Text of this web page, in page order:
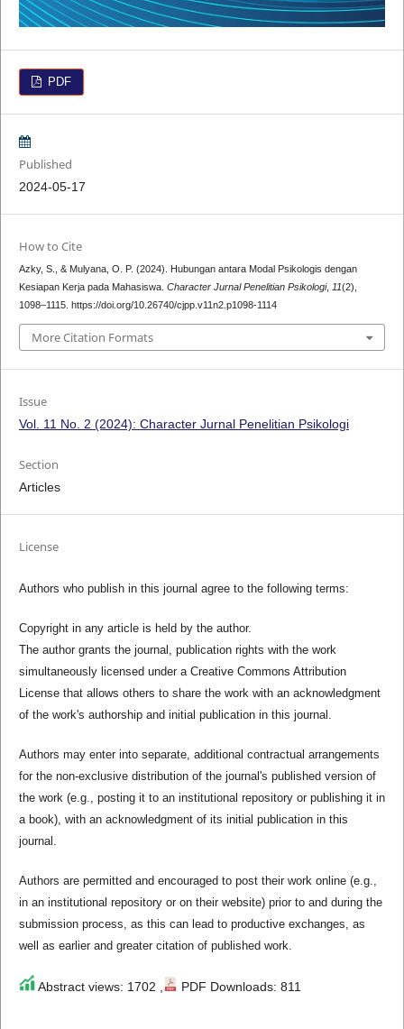
PDF
Published
2024-05-17
How to Cite
Azky, S., & Mulyana, O. P. (2024). Hubungan antara Modal Psikologis dengan
Kesiapan Kerja pada Mahasiswa. Character Jurnal Penelitian Psikologi, 11(2),
1098–1115. https://doi.org/10.26740/cjpp.v11n2.p1098-1114
More Citation Formats
Issue
Vol. 11 No. 2 (2024): Character Jurnal Penelitian Psikologi
Section
Articles
License
Authors who publish in this journal agree to the following terms:
Copyright in any article is held by the author.
The author grants the journal, publication rights with the work
simultaneously licensed under a Creative Commons Attribution
License that allows others to share the work with an acknowledgment
of the work's authorship and initial publication in this journal.
Authors may enter into separate, additional contractual arrangements
for the non-exclusive distribution of the journal's published version of
the work (e.g., posting it to an institutional repository or publishing it in
a book), with an acknowledgment of its initial publication in this
journal.
Authors are permitted and encouraged to post their work online (e.g.,
in an institutional repository or on their website) prior to and during the
submission process, as this can lead to productive exchanges, as
well as earlier and greater citation of published work.
Abstract views: 1702 , PDF Downloads: 811